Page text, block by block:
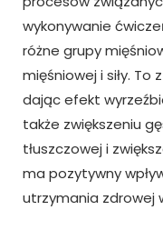
wykonywanie
różne grupy
mięśniowej i siły.
dając efekt
także zwiększeniu
tłuszczowej i
ma pozytywny
utrzymania zdrowej